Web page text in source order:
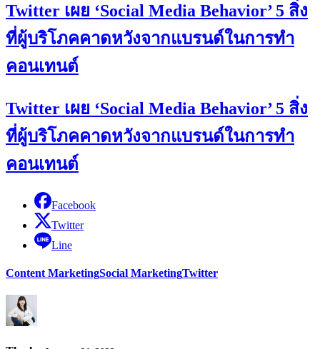
Twitter เผย ‘Social Media Behavior’ 5 สิ่ง
ที่ผู้บริโภคคาดหวังจากแบรนด์ในการทำ
คอนเทนต์
Twitter เผย ‘Social Media Behavior’ 5 สิ่ง
ที่ผู้บริโภคคาดหวังจากแบรนด์ในการทำ
คอนเทนต์
Facebook
Twitter
Line
Content MarketingSocial MarketingTwitter